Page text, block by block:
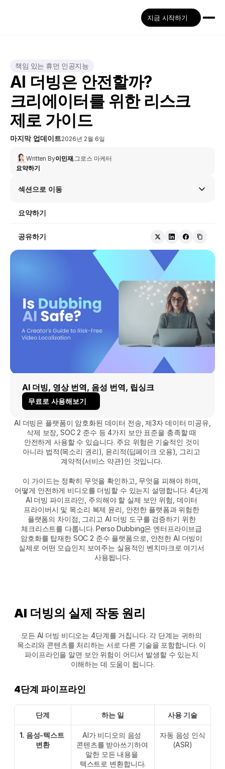
지금 시작하기
책임 있는 휴먼 인공지능
AI 더빙은 안전할까?
크리에이터를 위한 리스크
제로 가이드
마지막 업데이트2026년 2월 6일
Written By이민재,그로스 마케터
요약하기
섹션으로 이동
요약하기
공유하기
AI 더빙, 영상 번역, 음성 번역, 립싱크
무료로 사용해보기
AI 더빙은 플랫폼이 암호화된 데이터 전송, 제3자 데이터 미공유,
삭제 보장, SOC 2 준수 등 4가지 보안 표준을 충족할 때
안전하게 사용할 수 있습니다. 주요 위험은 기술적인 것이
아니라 법적(목소리 권리), 윤리적(딥페이크 오용), 그리고
계약적(서비스 약관)인 것입니다.
이 가이드는 정확히 무엇을 확인하고, 무엇을 피해야 하며,
어떻게 안전하게 비디오를 더빙할 수 있는지 설명합니다. 4단계
AI 더빙 파이프라인, 주의해야 할 실제 보안 위험, 데이터
프라이버시 및 목소리 복제 윤리, 안전한 플랫폼과 위험한
플랫폼의 차이점, 그리고 AI 더빙 도구를 검증하기 위한
체크리스트를 다룹니다. Perso Dubbing은 엔터프라이브급
암호화를 탑재한 SOC 2 준수 플랫폼으로, 안전한 AI 더빙이
실제로 어떤 모습인지 보여주는 실용적인 벤치마크로 여기서
사용됩니다.
AI 더빙의 실제 작동 원리
모든 AI 더빙 비디오는 4단계를 거칩니다. 각 단계는 귀하의
목소리와 콘텐츠를 처리하는 서로 다른 기술을 포함합니다. 이
파이프라인을 알면 보안 위험이 어디서 발생할 수 있는지
이해하는 데 도움이 됩니다.
4단계 파이프라인
단계 하는 일 사용 기술
1. 음성-텍스트
변환
AI가 비디오의 음성
콘텐츠를 받아쓰기하여
말한 모든 내용을
텍스트로 변환합니다.
자동 음성 인식
(ASR)